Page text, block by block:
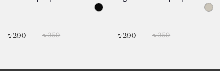
₪350
₪290
₪350
₪290